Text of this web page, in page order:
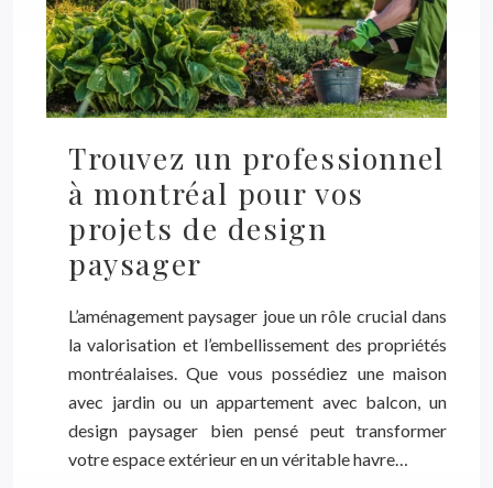
Trouvez un professionnel
à montréal pour vos
projets de design
paysager
L’aménagement paysager joue un rôle crucial dans
la valorisation et l’embellissement des propriétés
montréalaises. Que vous possédiez une maison
avec jardin ou un appartement avec balcon, un
design paysager bien pensé peut transformer
votre espace extérieur en un véritable havre…